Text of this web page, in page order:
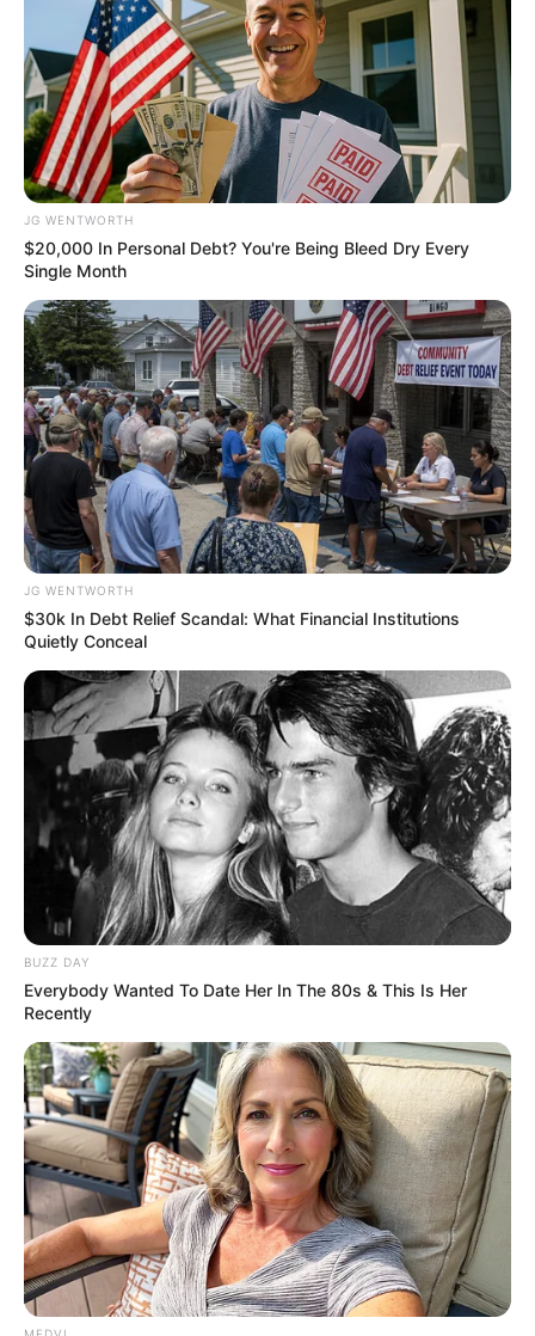
อีกนัยหนึ่ง บุญ หมายถึงสิ่งที่คนควร ก็ทำ ซึ่งจะนำความ
สุขมาหาตนและคนอื่น
บาปบุญ คุณโทษ คุณและโทษ ก็มีความหมายเดียวกับ
ประโยชน์และโทษ
ประโยชน์ (คุณ)เป็นสิ่งดีมีคุณค่า
โทษ (อันตราย)
เป็นสิ่งไม่ดีที่อาจส่งผลร้ายต่อตัวเราและ
สภาพจิตใจหรือคนอื่น ๆ ทั้งรอบตัวเราและไกลตัวเรา
(ขอบคุณข้อมูลจาก www.no-poor.com)
(ขอบคุณภาพประกอบจากอินเตอร์เน็ต)
บาป บาปบุญ บาปบุญ คุณโทษ
นักเขียน
อิสฺวาสุ
เชื่อในสิ่งที่เฮ็ด เฮ็ดในสิ่งที่เชื่อ
เนื้อหาที่ได้รับการโปรโมต
JG WENTWORTH
$20,000 In Personal Debt? You're Being Bleed Dry Every
Single Month
JG WENTWORTH
$30k In Debt Relief Scandal: What Financial Institutions
Quietly Conceal
BUZZ DAY
Everybody Wanted To Date Her In The 80s & This Is Her
Recently